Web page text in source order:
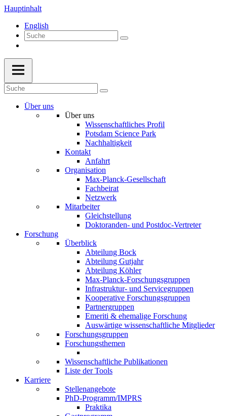
Hauptinhalt
English
Über uns
Über uns
Wissenschaftliches Profil
Potsdam Science Park
Nachhaltigkeit
Kontakt
Anfahrt
Organisation
Max-Planck-Gesellschaft
Fachbeirat
Netzwerk
Mitarbeiter
Gleichstellung
Doktoranden- und Postdoc-Vertreter
Forschung
Überblick
Abteilung Bock
Abteilung Gutjahr
Abteilung Köhler
Max-Planck-Forschungsgruppen
Infrastruktur- und Servicegruppen
Kooperative Forschungsgruppen
Partnergruppen
Emeriti & ehemalige Forschung
Auswärtige wissenschaftliche Mitglieder
Forschungsgruppen
Forschungsthemen
Wissenschaftliche Publikationen
Liste der Tools
Karriere
Stellenangebote
PhD-Programm/IMPRS
Praktika